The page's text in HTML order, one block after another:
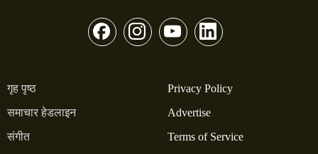
गृह पृष्ठ
समाचार हेडलाइन
संगीत
Privacy Policy
Advertise
Terms of Service